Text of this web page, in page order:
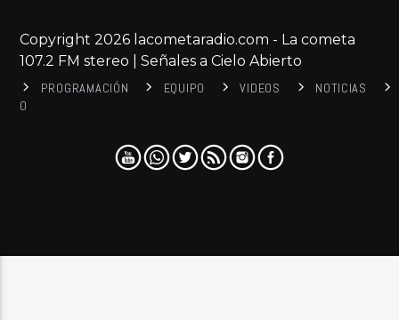
Copyright 2026 lacometaradio.com - La cometa
107.2 FM stereo | Señales a Cielo Abierto
PROGRAMACIÓN EQUIPO VIDEOS
NOTICIAS
0